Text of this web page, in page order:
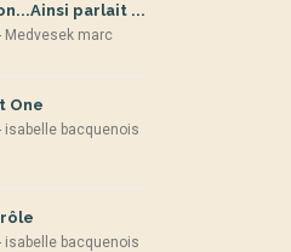
parlait ...
Medvesek marc
One
isabelle bacquenois
isabelle bacquenois